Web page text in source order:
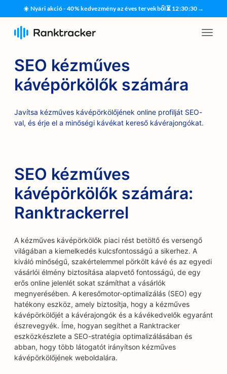
☀️ Nyári akció - 40% kedvezmény az éves tervekből⏳ 12:30:29 →
SEO kézműves
kávépörkölők számára
Javítsa kézműves kávépörkölőjének online profilját SEO-
val, és érje el a minőségi kávékat kereső kávérajongókat.
SEO kézműves
kávépörkölők számára:
Ranktrackerrel
A kézműves kávépörkölők piaci rést betöltő és versengő
világában a kiemelkedés kulcsfontosságú a sikerhez. A
kiváló minőségű, szakértelemmel pörkölt kávé és az egyedi
vásárlói élmény biztosítása alapvető fontosságú, de egy
erős online jelenlét sokat számíthat a vásárlók
megnyerésében. A keresőmotor-optimalizálás (SEO) egy
hatékony eszköz, amely biztosítja, hogy a kézműves
kávépörkölőjét a kávérajongók és a kávékedvelők egyaránt
észrevegyék. Íme, hogyan segíthet a Ranktracker
eszközkészlete a SEO-stratégia optimalizálásában és
abban, hogy több látogatót irányítson kézműves
kávépörkölőjének weboldalára.